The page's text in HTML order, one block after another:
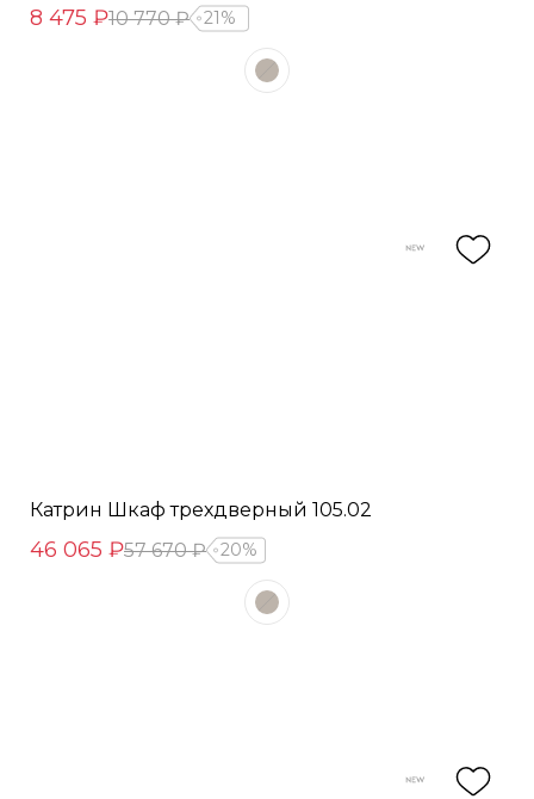
8 475 ₽10 770 ₽ 21%
Катрин Шкаф трехдверный 105.02
46 065 ₽57 670 ₽ 20%